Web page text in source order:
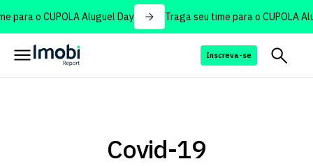
para o CUPOLA Aluguel Day Traga seu time para o CUPOLA
Inscreva-se
Covid-19